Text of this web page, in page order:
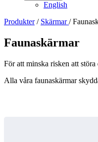
English
Produkter / Skärmar/
Faunaskärmar
För att minska risken att
Alla våra faunaskärmar